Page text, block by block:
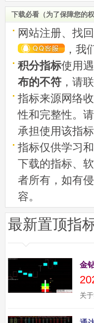
下载必看（为了保障您的
网站注册、找
，我
积分指标使用
布的不符 ，请
指标来源网络
性和完整性。
承担使用该指
指标仅供学习
下载的指标、
者所有，如有
容。
最新置顶指
金